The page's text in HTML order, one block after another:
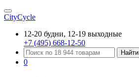
CityCycle
12-20 будни, 12-19 выходные
+7 (495) 668-12-50
Найти
0